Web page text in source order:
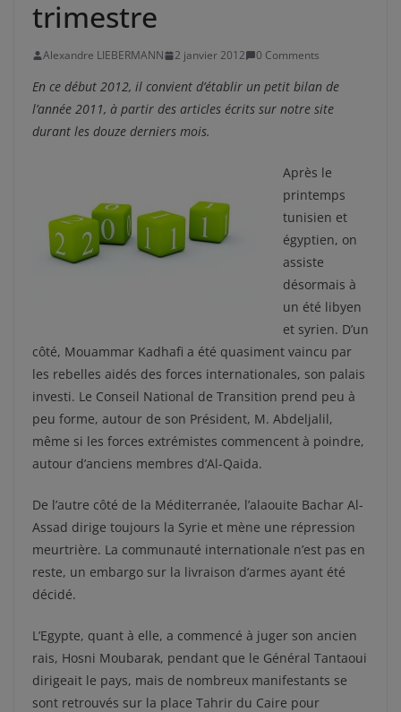
trimestre
Alexandre LIEBERMANN 2 janvier 2012 0 Comments
En ce début 2012, il convient d’établir un petit bilan de
l’année 2011, à partir des articles écrits sur notre site
durant les douze derniers mois.
Après le
printemps
tunisien et
égyptien, on
assiste
désormais à
un été libyen
et syrien. D’un
côté, Mouammar Kadhafi a été quasiment vaincu par
les rebelles aidés des forces internationales, son palais
investi. Le Conseil National de Transition prend peu à
peu forme, autour de son Président, M. Abdeljalil,
même si les forces extrémistes commencent à poindre,
autour d’anciens membres d’Al-Qaida.
De l’autre côté de la Méditerranée, l’alaouite Bachar Al-
Assad dirige toujours la Syrie et mène une répression
meurtrière. La communauté internationale n’est pas en
reste, un embargo sur la livraison d’armes ayant été
décidé.
L’Egypte, quant à elle, a commencé à juger son ancien
rais, Hosni Moubarak, pendant que le Général Tantaoui
dirigeait le pays, mais de nombreux manifestants se
sont retrouvés sur la place Tahrir du Caire pour